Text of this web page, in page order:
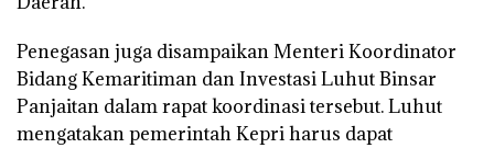
Penegasan juga disampaikan Menteri Koordinator
Bidang Kemaritiman dan Investasi Luhut Binsar
Panjaitan dalam rapat koordinasi tersebut. Luhut
mengatakan pemerintah Kepri harus dapat